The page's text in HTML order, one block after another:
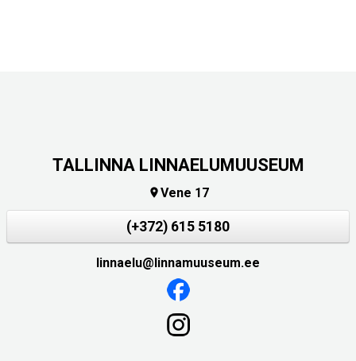
TALLINNA LINNAELUMUUSEUM
Vene 17
(+372) 615 5180
linnaelu@linnamuuseum.ee